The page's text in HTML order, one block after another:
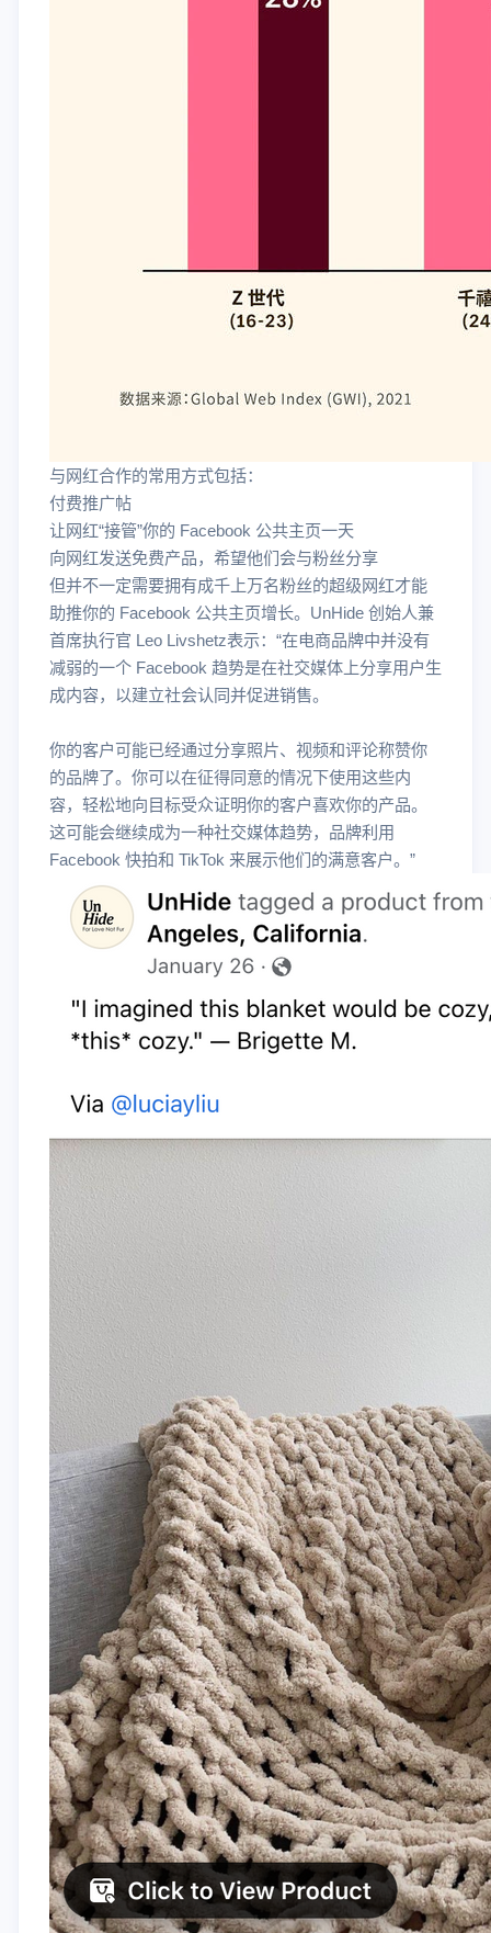
与网红合作的常用方式包括：
付费推广帖
让网红“接管”你的 Facebook 公共主页一天
向网红发送免费产品，希望他们会与粉丝分享
但并不一定需要拥有成千上万名粉丝的超级网红才能
助推你的 Facebook 公共主页增长。UnHide 创始人兼
首席执行官 Leo Livshetz表示：“在电商品牌中并没有
减弱的一个 Facebook 趋势是在社交媒体上分享用户生
成内容，以建立社会认同并促进销售。
你的客户可能已经通过分享照片、视频和评论称赞你
的品牌了。你可以在征得同意的情况下使用这些内
容，轻松地向目标受众证明你的客户喜欢你的产品。
这可能会继续成为一种社交媒体趋势，品牌利用
Facebook 快拍和 TikTok 来展示他们的满意客户。”